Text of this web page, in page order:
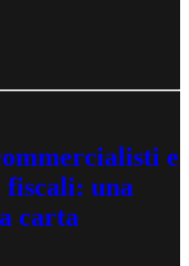
e
fiscali: una
carta